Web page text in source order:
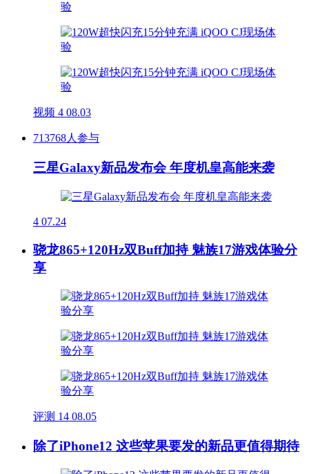
视频 4 08.03
713768人参与
三星Galaxy新品发布会 年度机皇高能来袭
4 07.24
骁龙865+120Hz双Buff加持 魅族17游戏体验分
享
评测 14 08.05
除了iPhone12 这些苹果要发的新品更值得期待